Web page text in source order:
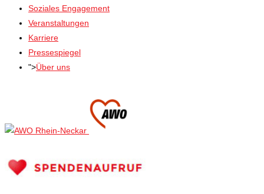
Soziales Engagement
Veranstaltungen
Karriere
Pressespiegel
">Über uns